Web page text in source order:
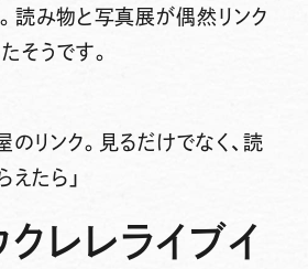
読み物と写真展が偶然リンク
そうです。
のリンク。見るだけでなく、読
えたら」
クレレライブイ